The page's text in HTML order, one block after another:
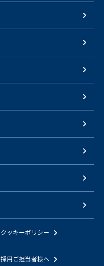
クッキーポリシー
採用ご担当者様へ